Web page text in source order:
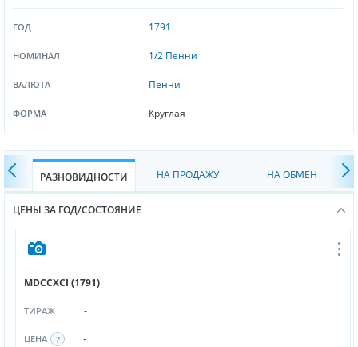
ГОД 1791
НОМИНАЛ 1/2 Пенни
ВАЛЮТА Пенни
ФОРМА Круглая
РАЗНОВИДНОСТИ НА ПРОДАЖУ НА ОБМЕН
ЦЕНЫ ЗА ГОД/СОСТОЯНИЕ
MDCCXCI (1791)
ТИРАЖ -
ЦЕНА -